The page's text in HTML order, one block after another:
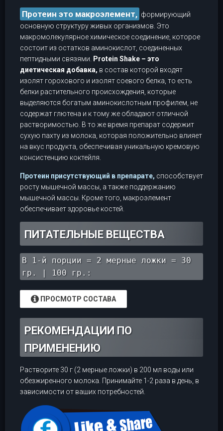
Протеин это макроэлемент, формирующий
основную структуру живых организмов. Это
макромолекулярное химическое соединение, которое
состоит из остатков аминокислот, соединенных
пептидными связями.
Protein Shake – это
диетическая добавка, в состав которой входят
изолят горохового и изолят соевого белка, то есть
белки растительного происхождения, которые
выделяются богатым аминокислотным профилем, не
содержат глютена и к тому же обладают отличной
растворимостью. В то же время препарат содержит
сухую пахту из молока, которая положительно влияет
на вкус продукта, обеспечивая уникальную кремовую
консистенцию коктейля.
Протеин присутствующий в препарате, способствует
росту мышечной массы, а также поддержанию
мышечной массы. Кроме того, макроэлемент
обеспечивает здоровье костей.
ПИТАТЕЛЬНЫЕ ВЕЩЕСТВА
В 1-й порции = 2 мерные ложки = 30
гр. | 100 гр.:
ПРОСМОТР СОСТАВА
РЕКОМЕНДАЦИИ ПО
ПРИМЕНЕНИЮ
Растворите 30 г (2 мерные ложки) в 200 мл воды или
обезжиренного молока. Принимайте 1-2 раза в день, в
зависимости от ваших потребностей.